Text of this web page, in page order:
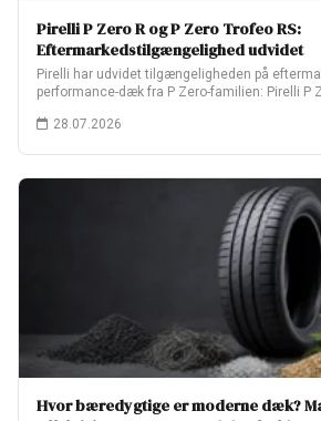
Pirelli P Zero R og P Zero Trofeo RS:
Eftermarkedstilgængelighed udvidet
Pirelli har udvidet tilgængeligheden på
performance-dæk fra P Zero-familien: Pirelli P
28.07.2026
Hvor bæredygtige er moderne dæk?